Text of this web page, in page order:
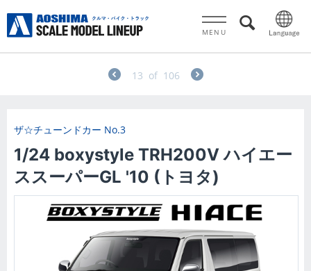
MENU
13 of 106
ザ☆チューンドカー No.3
1/24 boxystyle TRH200V ハイエー
ススーパーGL '10 (トヨタ)